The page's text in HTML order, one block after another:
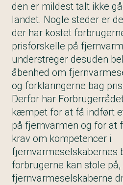
den er mildest talt ikke
landet. Nogle steder er
der har kostet
prisforskelle på
understreger desuden
åbenhed om
og forklaringerne bag
Derfor har
kæmpet for at få indført
på fjernvarmen og for at
krav om kompetencer i
fjernvarmeselskabernes
forbrugerne kan stole på,
fjernvarmeselskaberne